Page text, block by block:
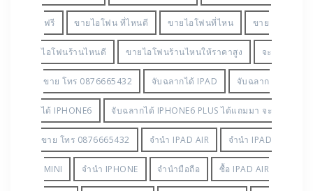
ฟรี ขายไอโฟน ที่ไหนดี ขายไอโฟนที่ไหน ขาย
ไอโฟนร้านไหนดี ขายไอโฟนร้านไหนให้ราคาสูง จะ
ขาย โทร 0876665432 จับฉลากได้ IPAD จับฉลาก
ได้ IPHONE6 จับฉลากได้ IPHONE6 PLUS ได้แถมมา จะ
ขาย โทร 0876665432 จำนำ IPAD AIR จำนำ IPAD
MINI จำนำ IPHONE จำนำมือถือ ซื้อ IPAD AIR